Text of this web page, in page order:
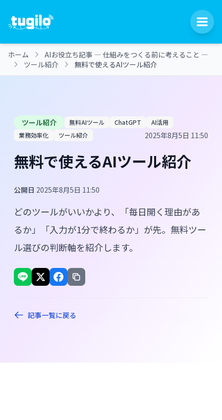
ホーム
AIお役立ち記事 ― 仕組みをつくる前に考えること ―
ツール紹介
無料で使えるAIツール紹介
ツール紹介 無料AIツール ChatGPT
AI活用
業務効率化
ツール紹介 2025年8月5日 11:50
無料で使えるAIツール紹介
公開日 2025年8月5日 11:50
どのツールがいいかより、「毎日開く理由があ
るか」「入力が1分で終わるか」が先。無料ツー
ル選びの判断軸を紹介します。
記事一覧に戻る